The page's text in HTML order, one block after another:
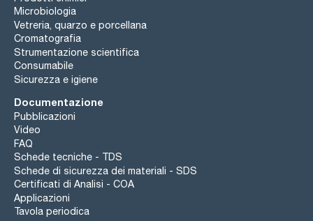
Microbiologia
Vetreria, quarzo e porcellana
Cromatografia
Strumentazione scientifica
Consumabile
Sicurezza e igiene
Documentazione
Pubblicazioni
Video
FAQ
Schede tecniche - TDS
Schede di sicurezza dei materiali - SDS
Certificati di Analisi - COA
Applicazioni
Tavola periodica